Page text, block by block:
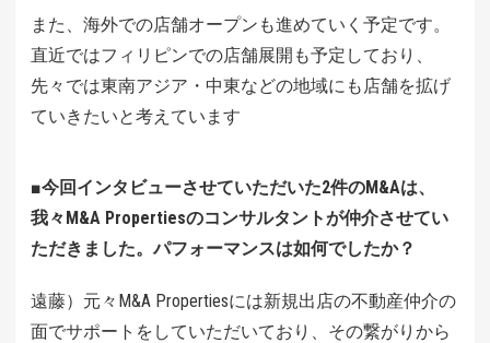
また、海外での店舗オープンも進めていく予定です。
直近ではフィリピンでの店舗展開も予定しており、
先々では東南アジア・中東などの地域にも店舗を拡げ
ていきたいと考えています
■今回インタビューさせていただいた2件のM&Aは、
我々M&A Propertiesのコンサルタントが仲介させてい
ただきました。パフォーマンスは如何でしたか？
遠藤）元々M&A Propertiesには新規出店の不動産仲介の
面でサポートをしていただいており、その繋がりから